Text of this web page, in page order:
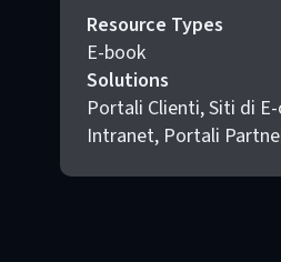
Resource Types
E-book
Solutions
Portali Clienti, Siti di
Intranet, Portali